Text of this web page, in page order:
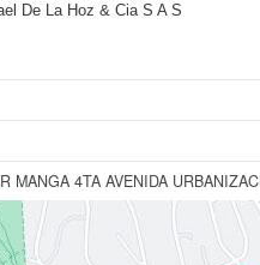
De La Hoz & Cia S A S
MANGA 4TA AVENIDA